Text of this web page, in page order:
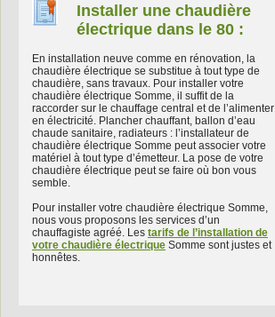
Installer une chaudière
électrique dans le 80 :
En installation neuve comme en rénovation, la
chaudière électrique se substitue à tout type de
chaudière, sans travaux. Pour installer votre
chaudière électrique Somme, il suffit de la
raccorder sur le chauffage central et de l’alimenter
en électricité. Plancher chauffant, ballon d’eau
chaude sanitaire, radiateurs : l’installateur de
chaudière électrique Somme peut associer votre
matériel à tout type d’émetteur. La pose de votre
chaudière électrique peut se faire où bon vous
semble.
Pour installer votre chaudière électrique Somme,
nous vous proposons les services d’un
chauffagiste agréé. Les tarifs de l’installation de
votre chaudière électrique Somme sont justes et
honnêtes.